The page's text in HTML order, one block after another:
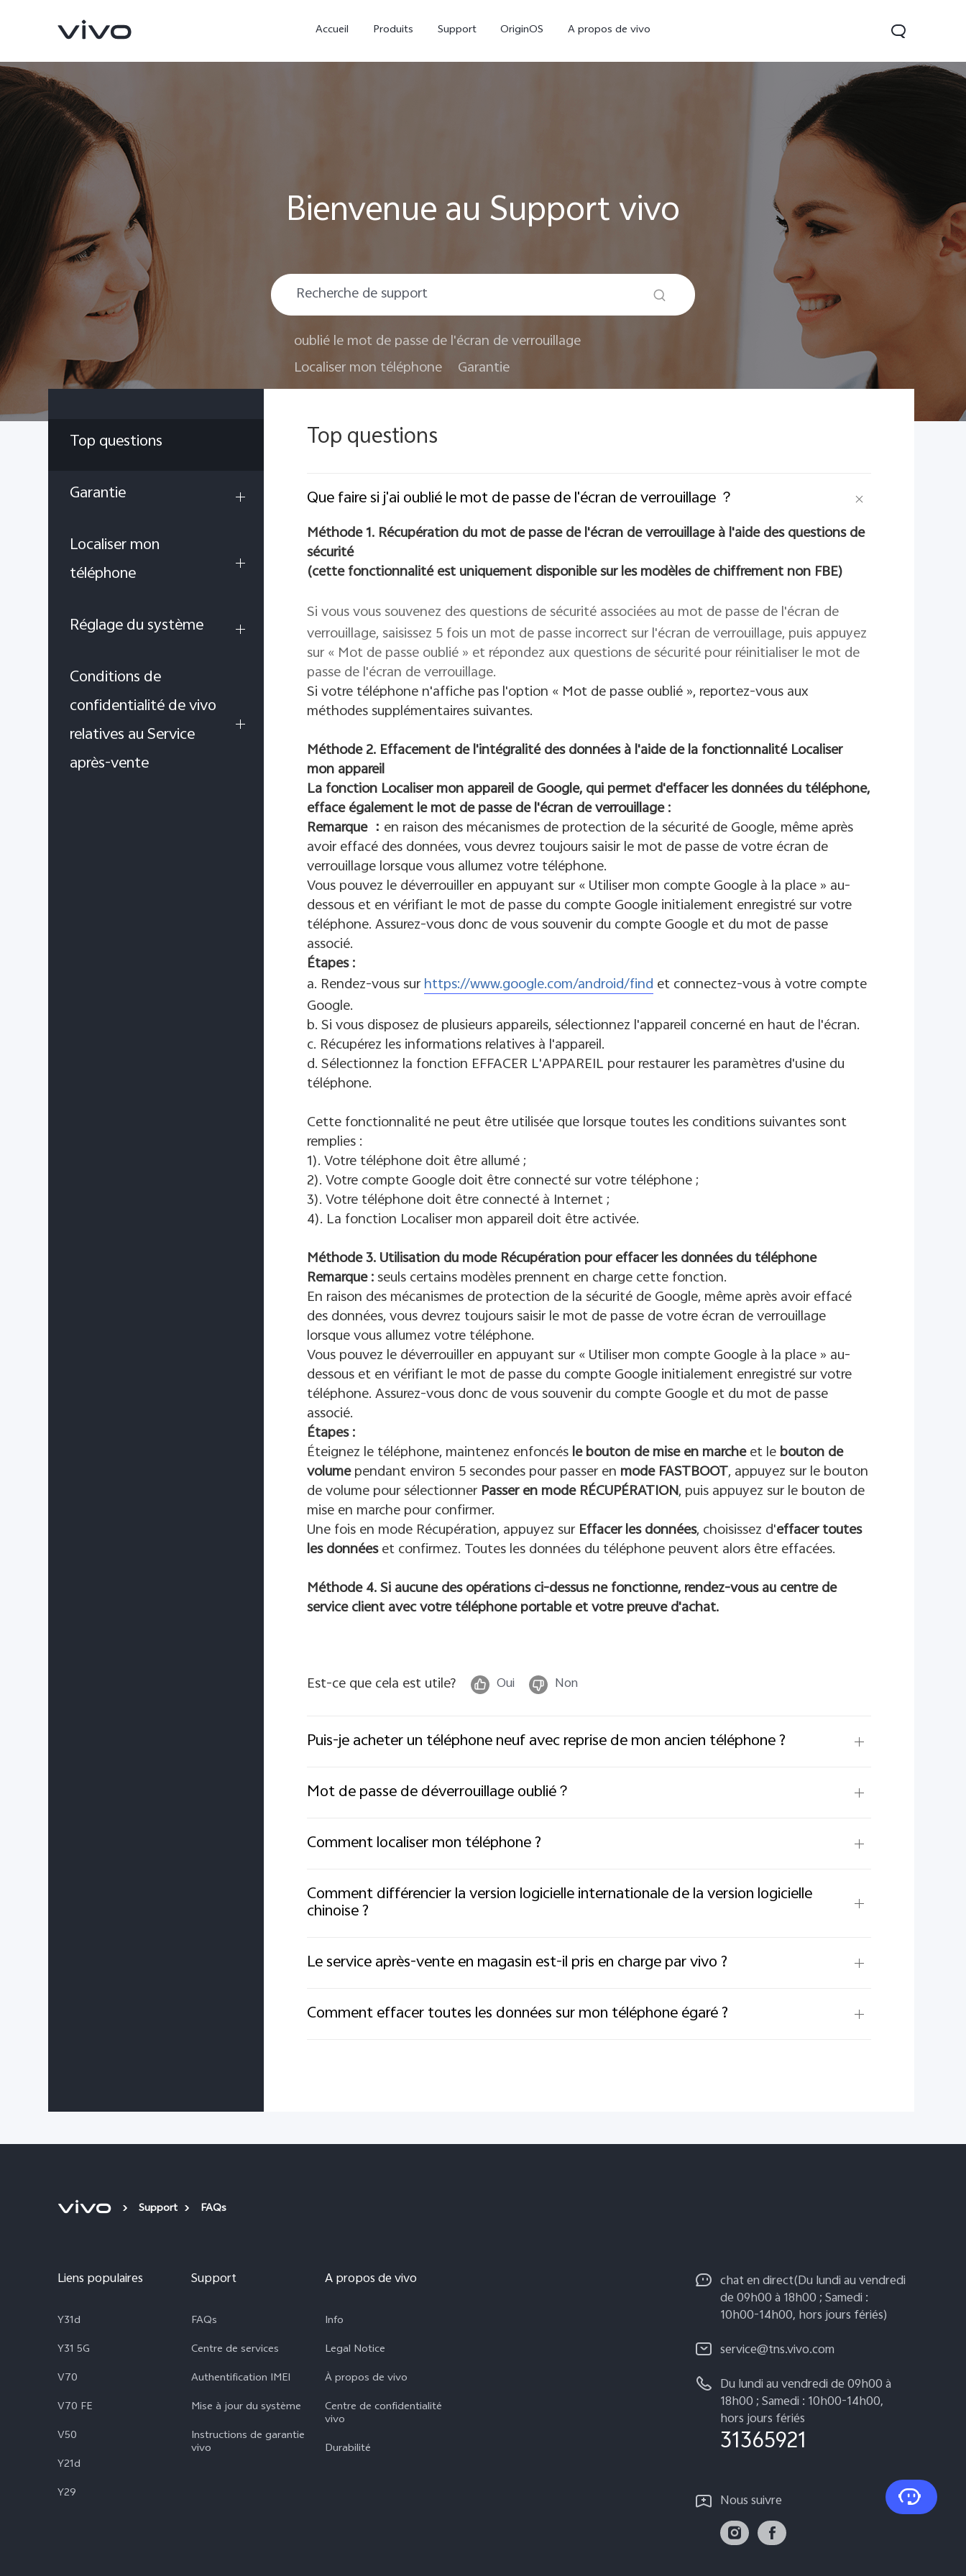
Accueil Produits Support OriginOS A propos de vivo
Y31d nouveau Y29t 5G
Bienvenue au Support vivo
oublié le mot de passe de l'écran de verrouillage
Localiser mon téléphone
Garantie
Top questions
Garantie
Localiser mon
téléphone
Réglage du système
Conditions de
confidentialité de vivo
relatives au Service
après-vente
Top questions
Que faire si j'ai oublié le mot de passe de l'écran de verrouillage ？
Méthode 1. Récupération du mot de passe de l'écran de verrouillage à l'aide des questions de
sécurité
(cette fonctionnalité est uniquement disponible sur les modèles de chiffrement non FBE)
Si vous vous souvenez des questions de sécurité associées au mot de passe de l'écran de
verrouillage, saisissez 5 fois un mot de passe incorrect sur l'écran de verrouillage, puis appuyez
sur « Mot de passe oublié » et répondez aux questions de sécurité pour réinitialiser le mot de
passe de l'écran de verrouillage.
Si votre téléphone n'affiche pas l'option « Mot de passe oublié », reportez-vous aux
méthodes supplémentaires suivantes.
Méthode 2. Effacement de l'intégralité des données à l'aide de la fonctionnalité Localiser
mon appareil
La fonction Localiser mon appareil de Google, qui permet d'effacer les données du téléphone,
efface également le mot de passe de l'écran de verrouillage :
Remarque ： en raison des mécanismes de protection de la sécurité de Google, même après
avoir effacé des données, vous devrez toujours saisir le mot de passe de votre écran de
verrouillage lorsque vous allumez votre téléphone.
Vous pouvez le déverrouiller en appuyant sur « Utiliser mon compte Google à la place » au-
dessous et en vérifiant le mot de passe du compte Google initialement enregistré sur votre
téléphone. Assurez-vous donc de vous souvenir du compte Google et du mot de passe
associé.
Étapes :
a. Rendez-vous surhttps://www.google.com/android/find et connectez-vous à votre compte
Google.
b. Si vous disposez de plusieurs appareils, sélectionnez l'appareil concerné en haut de l'écran.
c. Récupérez les informations relatives à l'appareil.
d. Sélectionnez la fonction EFFACER L'APPAREIL pour restaurer les paramètres d'usine du
téléphone.
Cette fonctionnalité ne peut être utilisée que lorsque toutes les conditions suivantes sont
remplies :
1). Votre téléphone doit être allumé ;
2). Votre compte Google doit être connecté sur votre téléphone ;
3). Votre téléphone doit être connecté à Internet ;
4). La fonction Localiser mon appareil doit être activée.
Méthode 3. Utilisation du mode Récupération pour effacer les données du téléphone
Remarque :seuls certains modèles prennent en charge cette fonction.
En raison des mécanismes de protection de la sécurité de Google, même après avoir effacé
des données, vous devrez toujours saisir le mot de passe de votre écran de verrouillage
lorsque vous allumez votre téléphone.
Vous pouvez le déverrouiller en appuyant sur « Utiliser mon compte Google à la place » au-
dessous et en vérifiant le mot de passe du compte Google initialement enregistré sur votre
téléphone. Assurez-vous donc de vous souvenir du compte Google et du mot de passe
associé.
Étapes :
Éteignez le téléphone, maintenez enfoncésle bouton de mise en marcheet lebouton de
volumependant environ 5 secondes pour passer en mode FASTBOOT, appuyez sur le bouton
de volume pour sélectionnerPasser en mode RÉCUPÉRATION, puis appuyez sur le bouton de
mise en marche pour confirmer.
Une fois en mode Récupération, appuyez surEffacer les données, choisissez d'effacer toutes
les donnéeset confirmez. Toutes les données du téléphone peuvent alors être effacées.
Méthode 4. Si aucune des opérations ci-dessus ne fonctionne, rendez-vous au centre de
service client avec votre téléphone portable et votre preuve d'achat.
Est-ce que cela est utile? Oui Non
Puis-je acheter un téléphone neuf avec reprise de mon ancien téléphone ?
Mot de passe de déverrouillage oublié？
Comment localiser mon téléphone ?
Comment différencier la version logicielle internationale de la version logicielle
chinoise ?
Le service après-vente en magasin est-il pris en charge par vivo ?
Comment effacer toutes les données sur mon téléphone égaré ?
Support FAQs
Liens populaires
Y31d
Y31 5G
V70
V70 FE
V50
Y21d
Y29
Support
FAQs
Centre de services
Authentification IMEI
Mise à jour du système
Instructions de garantie
vivo
A propos de vivo
Info
Legal Notice
À propos de vivo
Centre de confidentialité
vivo
Durabilité
chat en direct(Du lundi au vendredi
de 09h00 à 18h00 ; Samedi :
10h00-14h00, hors jours fériés)
service@tns.vivo.com
Du lundi au vendredi de 09h00 à
18h00 ; Samedi : 10h00-14h00,
hors jours fériés
31365921
Nous suivre